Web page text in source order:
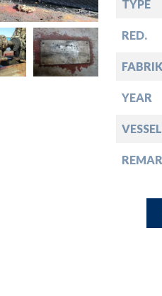
TYPE
RED.
YEAR
VESSEL